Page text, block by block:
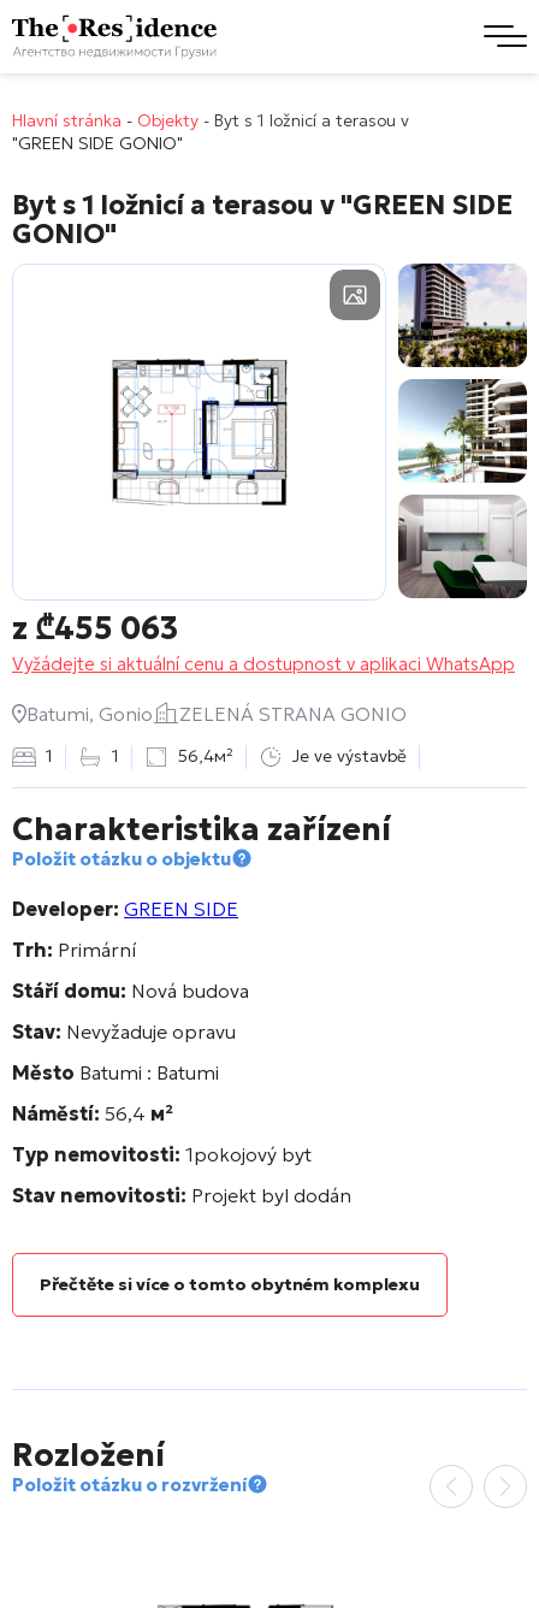
Hlavní stránka - Objekty - Byt s 1 ložnicí a terasou v
"GREEN SIDE GONIO"
Byt s 1 ložnicí a terasou v "GREEN SIDE
GONIO"
z ₾455 063
Vyžádejte si aktuální cenu a dostupnost v aplikaci WhatsApp
Batumi, Gonio ZELENÁ STRANA GONIO
1 1 56,4м² Je ve výstavbě
Charakteristika zařízení
Položit otázku o objektu
Developer: GREEN SIDE
Trh: Primární
Stáří domu: Nová budova
Stav: Nevyžaduje opravu
Město Batumi : Batumi
Náměstí: 56,4 м²
Typ nemovitosti: 1pokojový byt
Stav nemovitosti: Projekt byl dodán
Přečtěte si více o tomto obytném komplexu
Rozložení
Položit otázku o rozvržení